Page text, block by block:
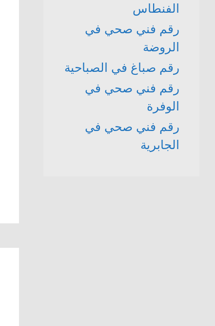
الفنطاس
رقم فني صحي في
الروضة
رقم صباغ في الصباحية
رقم فني صحي في
الوفرة
رقم فني صحي في
الجابرية